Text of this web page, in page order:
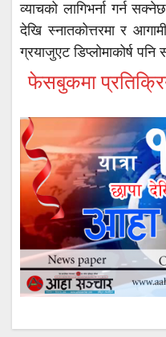
व्याचको लागिभर्ना गर्न
देखि स्नातकोत्तरमा र
ग्रयाजुएट डिप्लोमाकोर्ष
फेसबुकमा